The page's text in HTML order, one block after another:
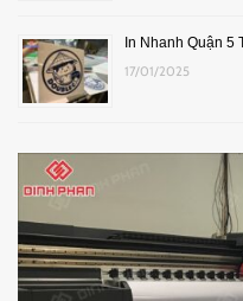
In Nhanh Quận 5
17/01/2025